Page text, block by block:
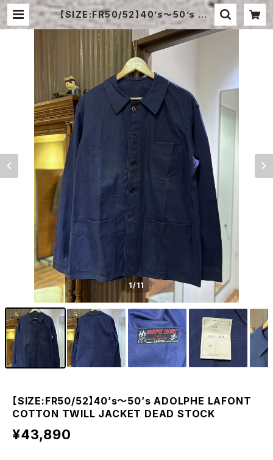
【SIZE:FR50/52】40’s〜50’s AD
OLPHE LAFONT COTTON TWIL
L JACKET DEAD STOCK | STR
AYSHEEP ONLINE
1/11
【SIZE:FR50/52】40’s〜50’s ADOLPHE LAFONT
COTTON TWILL JACKET DEAD STOCK
¥43,890